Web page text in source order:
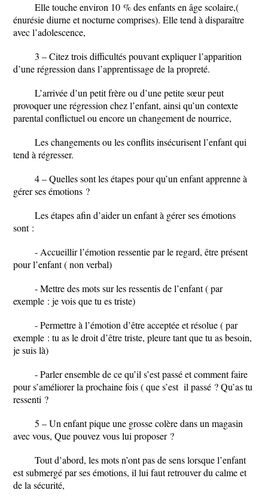
Elle touche environ 10 % des enfants en âge scolaire,(
énurésie diurne et nocturne comprises). Elle tend à disparaître
avec l’adolescence,
3 – Citez trois difficultés pouvant expliquer l’apparition
d’une régression dans l’apprentissage de la propreté.
L’arrivée d’un petit frère ou d’une petite sœur peut
provoquer une régression chez l’enfant, ainsi qu’un contexte
parental conflictuel ou encore un changement de nourrice,
Les changements ou les conflits insécurisent l’enfant qui
tend à régresser.
4 – Quelles sont les étapes pour qu’un enfant apprenne à
gérer ses émotions ?
Les étapes afin d’aider un enfant à gérer ses émotions
sont :
- Accueillir l’émotion ressentie par le regard, être présent
pour l’enfant ( non verbal)
- Mettre des mots sur les ressentis de l’enfant ( par
exemple : je vois que tu es triste)
- Permettre à l’émotion d’être acceptée et résolue ( par
exemple : tu as le droit d’être triste, pleure tant que tu as besoin,
je suis là)
- Parler ensemble de ce qu’il s’est passé et comment faire
pour s’améliorer la prochaine fois ( que s’est il passé ? Qu’as tu
ressenti ?
5 – Un enfant pique une grosse colère dans un magasin
avec vous, Que pouvez vous lui proposer ?
Tout d’abord, les mots n’ont pas de sens lorsque l’enfant
est submergé par ses émotions, il lui faut retrouver du calme et
de la sécurité,